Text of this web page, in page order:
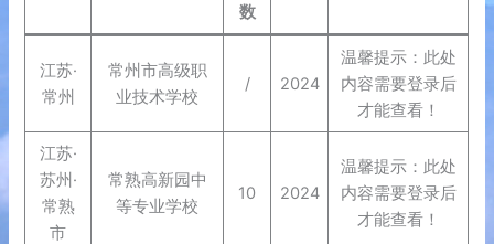
数
江苏·
常州
常州市高级职
业技术学校
/ 2024
温馨提示：此处
内容需要登录后
才能查看！
江苏·
苏州·
常熟
市
常熟高新园中
等专业学校
10 2024
温馨提示：此处
内容需要登录后
才能查看！